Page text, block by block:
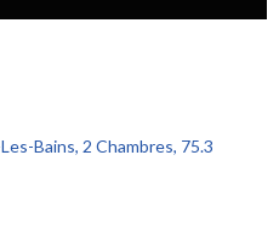
Bains, 2 Chambres, 75.3